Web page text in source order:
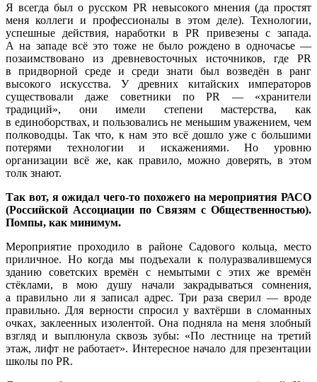
Я всегда был о русском PR невысокого мнения (да простят
меня коллеги и профессионалы в этом деле). Технологии,
успешные действия, наработки в PR привезены с запада.
А на западе всё это тоже не было рождено в одночасье —
позаимствовано из древневосточных источников, где PR
в придворной среде и среди знати был возведён в ранг
высокого искусства. У древних китайских императоров
существовали даже советники по PR — «хранители
традиций», они имели степени мастерства, как
в единоборствах, и пользовались не меньшим уважением, чем
полководцы. Так что, к нам это всё дошло уже с большими
потерями технологии и искажениями. Но уровню
организации всё же, как правило, можно доверять, в этом
толк знают.
Так вот, я ожидал чего-то похожего на мероприятия РАСО
(Российской Ассоциации по Связям с Общественностью).
Помпы, как минимум.
Мероприятие проходило в районе Садового кольца, место
приличное. Но когда мы подъехали к полуразвалившемуся
зданию советских времён с немытыми с этих же времён
стёклами, в мою душу начали закрадываться сомнения,
а правильно ли я записал адрес. Три раза сверил — вроде
правильно. Для верности спросил у вахтёрши в сломанных
очках, заклеенных изолентой. Она подняла на меня злобный
взгляд и выплюнула сквозь зубы: «По лестнице на третий
этаж, лифт не работает». Интересное начало для презентации
школы по PR.